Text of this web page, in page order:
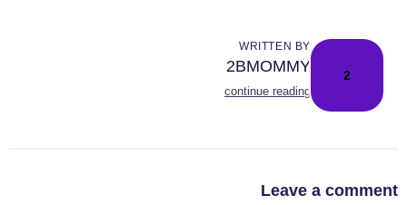
2
WRITTEN BY
2BMOMMY
continue reading
Leave a comment